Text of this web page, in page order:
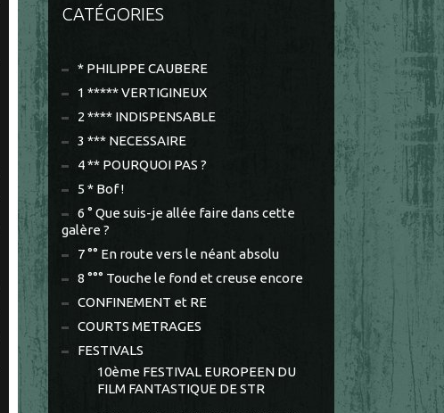
CATÉGORIES
* PHILIPPE CAUBERE
1 ***** VERTIGINEUX
2 **** INDISPENSABLE
3 *** NECESSAIRE
4 ** POURQUOI PAS ?
5 * Bof !
6 ° Que suis-je allée faire dans cette
galère ?
7 °° En route vers le néant absolu
8 °°° Touche le fond et creuse encore
CONFINEMENT et RE
COURTS METRAGES
FESTIVALS
10ème FESTIVAL EUROPEEN DU
FILM FANTASTIQUE DE STR